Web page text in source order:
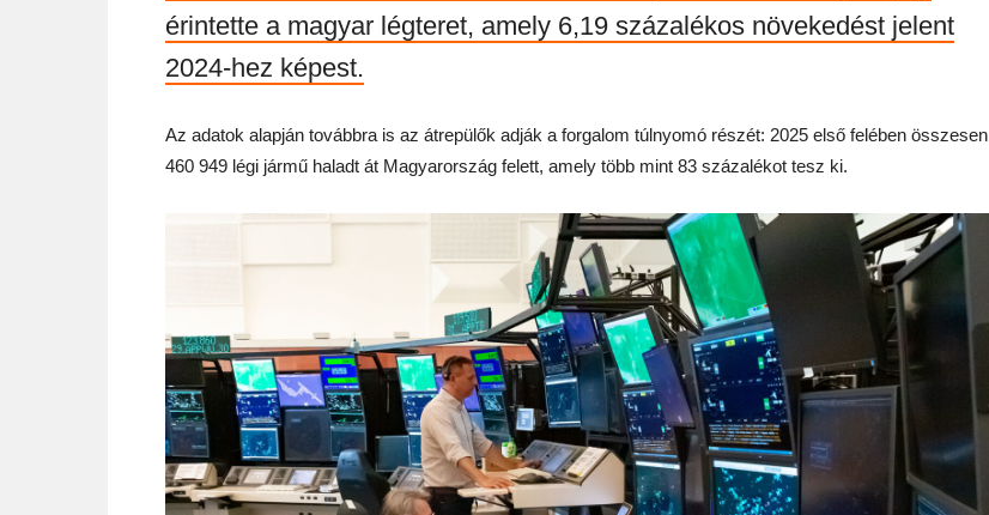
érintette a magyar légteret, amely 6,19 százalékos növekedést jelent
2024-hez képest.
Az adatok alapján továbbra is az átrepülők adják a forgalom túlnyomó részét: 2025 első felében összesen
460 949 légi jármű haladt át Magyarország felett, amely több mint 83 százalékot tesz ki.